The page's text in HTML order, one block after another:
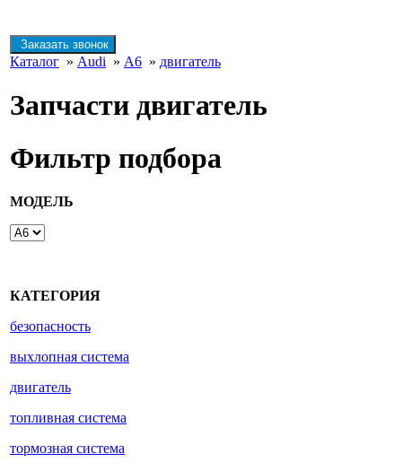
Заказать звонок
Каталог » Audi » A6 » двигатель
Запчасти двигатель
Фильтр подбора
МОДЕЛЬ
КАТЕГОРИЯ
безопасность
выхлопная система
двигатель
топливная система
тормозная система